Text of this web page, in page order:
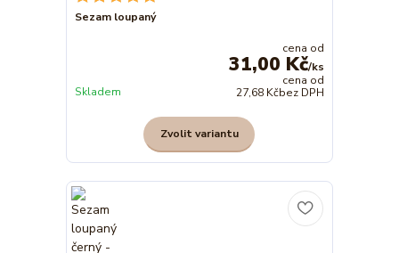
Sezam loupaný
cena od
31,00 Kč/ks
cena od
27,68 Kčbez DPH
Skladem
Zvolit variantu